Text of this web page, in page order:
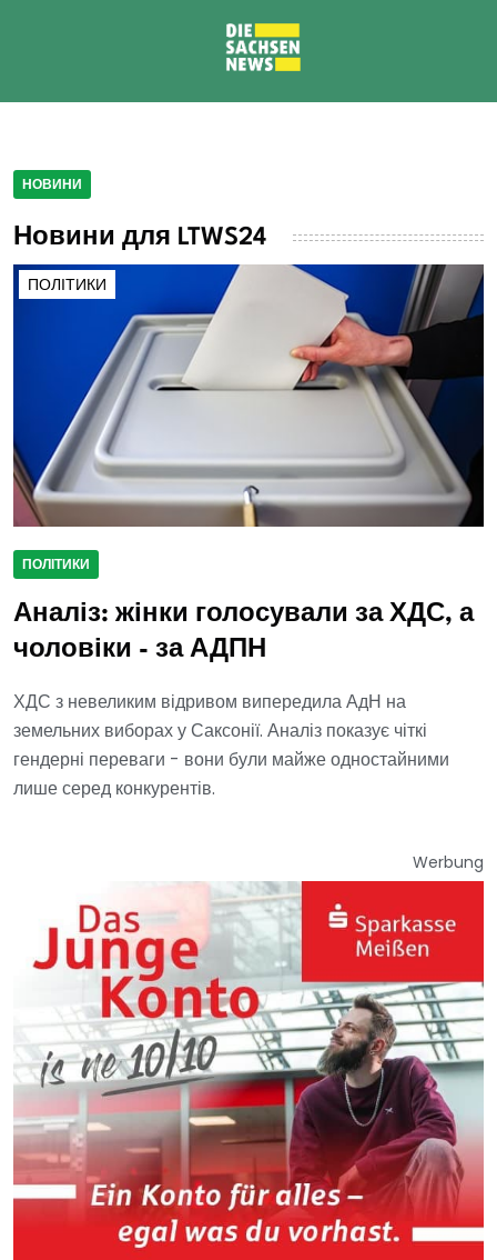
НОВИНИ
Новини для LTWS24
ПОЛІТИКИ
ПОЛІТИКИ
Аналіз: жінки голосували за ХДС, а
чоловіки - за АДПН
ХДС з невеликим відривом випередила АдН на
земельних виборах у Саксонії. Аналіз показує чіткі
гендерні переваги - вони були майже одностайними
лише серед конкурентів.
Werbung